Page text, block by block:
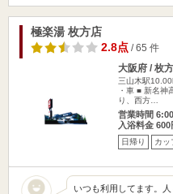
極楽湯 枚方店
2.8点/ 65 件
大阪府 / 枚
三山木駅
・車 ■ 新名神
り、西方…
営業時間
入浴料金 600
日帰り カッ
いつも利用してます。